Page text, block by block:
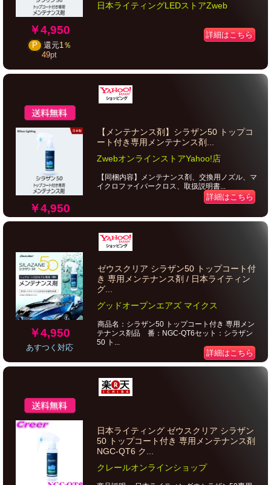
￥4,950
P 還元1％
49pt
日本ライティングLEDストアZweb
詳細はこちら
￥4,950
【メンテナンス剤】シラザン50 トップコ
ート付き専用メンテナンス剤...
ZwebオンラインストアYahoo!店
【同梱内容】メンテナンス剤、交換用ノズル、マ
イクロファイバークロス、取扱説明書...
詳細はこちら
￥4,950
あすつく対応
ゼウスクリア シラザン50 トップコート付
き 専用メンテナンス剤 / 日本ライティン
グ...
グッドオープンエアズ マイクス
商品名：シラザン50 トップコート付き 専用メン
テナンス剤品 番：NGC-QT6セット：シラザン
50 ト...
詳細はこちら
日本ライティング ゼウスクリア シラザン
50 トップコート付き 専用メンテナンス剤
NGC-QT6 ク...
クレールオンラインショップ